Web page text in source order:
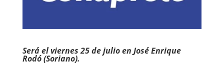
Será el viernes 25 de julio en José Enrique
Rodó (Soriano).